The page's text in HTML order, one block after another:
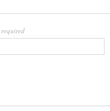
required